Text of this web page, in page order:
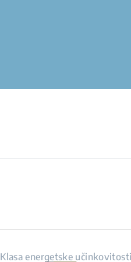
Klasa energetske